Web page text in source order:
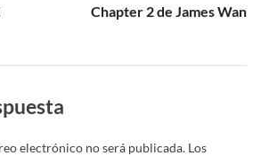
Chapter 2 de James Wan
electrónico no será publicada. Los